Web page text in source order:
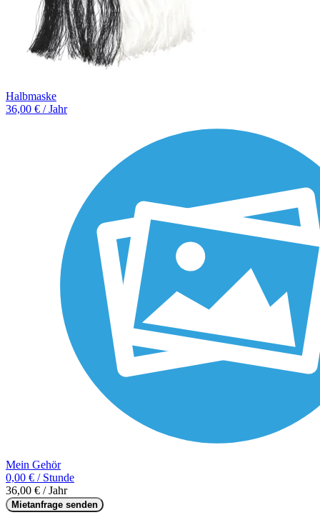
Halbmaske
36,00 € / Jahr
Mein Gehör
0,00 € / Stunde
36,00 € / Jahr
Mietanfrage senden